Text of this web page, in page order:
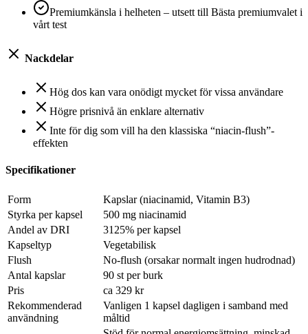
Premiumkänsla i helheten – utsett till Bästa premiumvalet i
vårt test
Nackdelar
Hög dos kan vara onödigt mycket för vissa användare
Högre prisnivå än enklare alternativ
Inte för dig som vill ha den klassiska “niacin-flush”-
effekten
Specifikationer
Form
Kapslar (niacinamid, Vitamin B3)
Styrka per kapsel
500 mg niacinamid
Andel av DRI
3125% per kapsel
Kapseltyp
Vegetabilisk
Flush
No-flush (orsakar normalt ingen hudrodnad)
Antal kapslar
90 st per burk
Pris
ca 329 kr
Rekommenderad
användning
Vanligen 1 kapsel dagligen i samband med
måltid